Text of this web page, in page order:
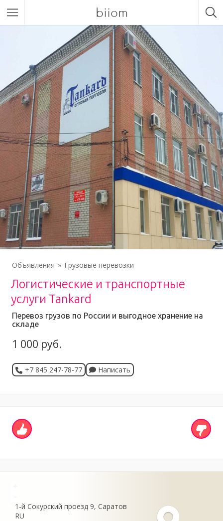
biiom
Объявления Грузовые перевозки
Логистические и транспортные
услуги Tankard
Перевоз грузов по России и выгодное хранение на
складе
1 000 руб.
+7 845 247-78-77 Написать
1-й Сокурский проезд 9 Саратов
RU